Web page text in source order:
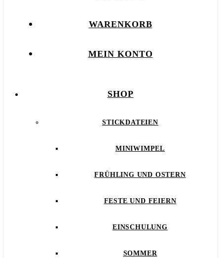
WARENKORB
MEIN KONTO
SHOP
STICKDATEIEN
MINIWIMPEL
FRÜHLING UND OSTERN
FESTE UND FEIERN
EINSCHULUNG
SOMMER